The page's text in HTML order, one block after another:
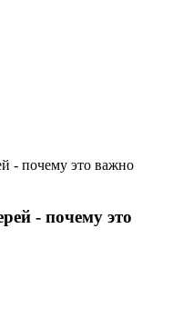
- почему это важно
- почему это